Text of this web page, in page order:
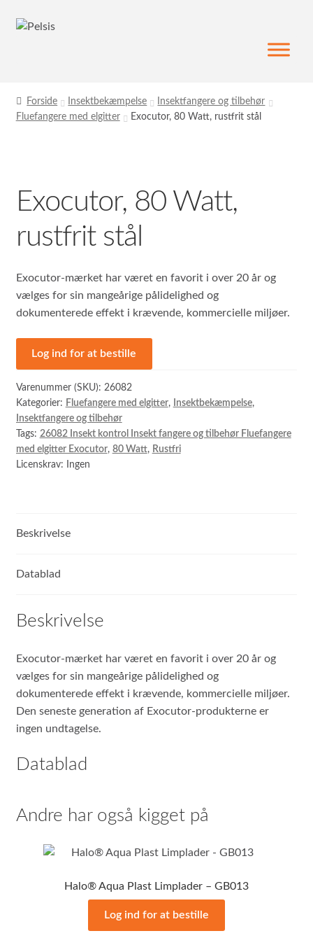
Spring
Spring
Forside Insektbekæmpelse
Insektfangere og tilbehør
Fluefangere med elgitter
Exocutor, 80 Watt, rustfrit stål
Exocutor, 80 Watt,
rustfrit stål
Exocutor-mærket har været en favorit i over 20 år og
vælges for sin mangeårige pålidelighed og
dokumenterede effekt i krævende, kommercielle miljøer.
Log ind for at bestille
Varenummer (SKU): 26082
Kategorier: Fluefangere med elgitter, Insektbekæmpelse,
Insektfangere og tilbehør
Tags: 26082 Insekt kontrol Insekt fangere og tilbehør Fluefangere
med elgitter Exocutor, 80 Watt, Rustfri
Licenskrav: Ingen
Beskrivelse
Datablad
Beskrivelse
Exocutor-mærket har været en favorit i over 20 år og
vælges for sin mangeårige pålidelighed og
dokumenterede effekt i krævende, kommercielle miljøer.
Den seneste generation af Exocutor-produkterne er
ingen undtagelse.
Datablad
Andre har også kigget på
Halo® Aqua Plast Limplader – GB013
Log ind for at bestille